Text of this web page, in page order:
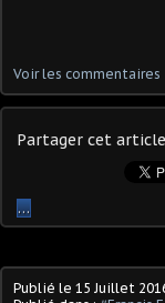
Voir les commentaires
Partager cet article
…
Publié le 15 Juillet